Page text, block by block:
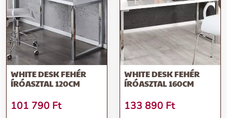
WHITE DESK FEHÉR
ÍRÓASZTAL 120CM
101 790 Ft
WHITE DESK FEHÉR
ÍRÓASZTAL 160CM
133 890 Ft